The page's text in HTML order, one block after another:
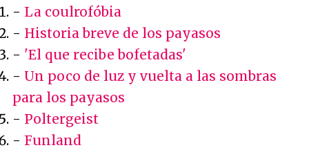
- La coulrofóbia
- Historia breve de los payasos
- 'El que recibe bofetadas'
- Un poco de luz y vuelta a las sombras
para los payasos
- Poltergeist
- Funland